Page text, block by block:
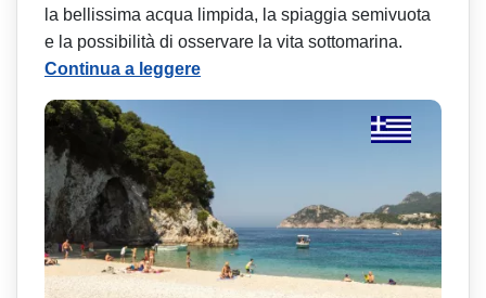
la bellissima acqua limpida, la spiaggia semivuota
e la possibilità di osservare la vita sottomarina.
Continua a leggere